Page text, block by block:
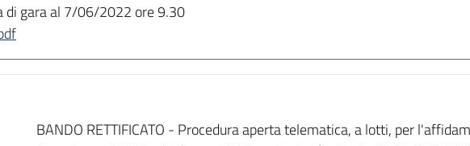
di gara al 7/06/2022 ore 9.30
Dati del bando
BANDO RETTIFICATO - Procedura aperta telematica, a lotti, per